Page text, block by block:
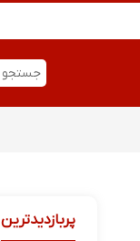
پربازدیدترین